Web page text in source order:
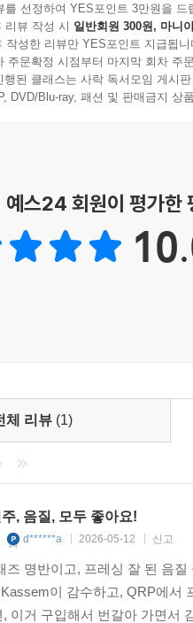
를 선정하여 YES포인트 3만원을 드
리뷰 작성 시 일반회원 300원, 마니
작성한 리뷰만 YES포인트 지급됩니
주문확정 시점부터 마지막 회차 주
행된 클래스는 사락 독서모임 게시
DVD/Blu-ray, 패션 및 판매금지 상
예스24 회원이 평가한
체 리뷰 (1)
, 음질, 모두 좋아요!
d******a 2026-05-12 신고
즈 명반이고, 프레싱 잘 된 음
이 감수하고, QRP에서
, 이거 구입해서 번갈아 가면서